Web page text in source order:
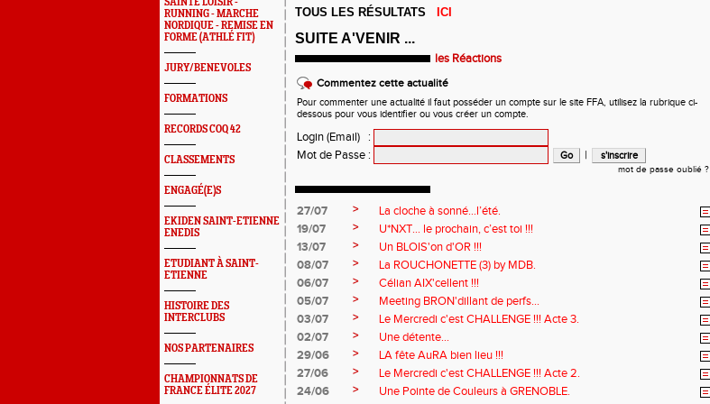
RUNNING - MARCHE
NORDIQUE - REMISE EN
FORME (ATHLÉ FIT)
JURY/BENEVOLES
FORMATIONS
RECORDS COQ 42
CLASSEMENTS
ENGAGÉ(E)S
EKIDEN SAINT-ETIENNE
ENEDIS
ETUDIANT À SAINT-
ETIENNE
HISTOIRE DES
INTERCLUBS
NOS PARTENAIRES
CHAMPIONNATS DE
FRANCE ÉLITE 2027
TOUS LES RÉSULTATS
ICI
SUITE A'VENIR ...
les Réactions
Commentez cette actualité
Pour commenter une actualité il faut posséder un compte sur le site FFA, utilisez la rubrique ci-
dessous pour vous identifier ou vous créer un compte.
Login (Email)
:
Mot de Passe : |
mot de passe oublié ?
27/07 >
La cloche à sonné…l’été.
19/07
>
U*NXT... le prochain, c’est toi !!!
13/07
>
Un BLOIS'on d'OR !!!
08/07
>
La ROUCHONETTE (3) by MDB.
06/07
>
Célian AIX'cellent !!!
05/07
>
Meeting BRON'dillant de perfs...
03/07
>
Le Mercredi c'est CHALLENGE !!! Acte 3.
02/07
>
Une détente...
29/06
>
LA fête AuRA bien lieu !!!
27/06
>
Le Mercredi c'est CHALLENGE !!! Acte 2.
24/06
>
Une Pointe de Couleurs à GRENOBLE.